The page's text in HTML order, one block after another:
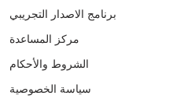
برنامج الاصدار التجريبي
مركز المساعدة
الشروط والأحكام
سياسة الخصوصية